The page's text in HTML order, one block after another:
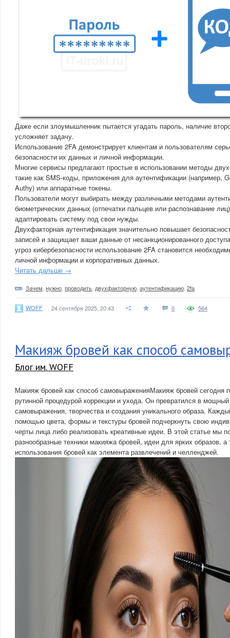
Даже если злоумышленник пытается угадать пароль, наличие
усложняет задачу.
Использование 2FA демонстрирует клиентам и пользователям
безопасности их данных и личной информации.
Многие сервисы предлагают простые в использовании методы
такие как SMS-коды, приложения для аутентификации (например,
Authy) или аппаратные токены.
Пользователи могут выбирать между различными методами
биометрических данных (отпечатки пальцев или распознавание
адаптировать систему под свои нужды.
Двухфакторная аутентификация значительно повышает
записей и защищает ваши данные от несанкционированного
угроз кибербезопасности использование 2FA становится
личной информации и корпоративных данных.
Читать дальше →
Зачем нужно проводить двухфакторную аутентификацию 2fa
WOFF 24 сентября 2025, 20:43 0 564
Макияж бровей как способ
Блог им. WOFF
Макияж бровей как способ самовыраженияМакияж бровей сегодня
рутинной процедурой коррекции и ухода. Он превратился в
самовыражения, творчества и создания уникального образа.
помощью цвета, формы и текстуры бровей подчеркнуть свою
черты лица либо реализовать креативные идеи. В этой статье мы
разнообразные техники макияжа бровей, идеи для ярких образов,
использования бровей как элемента развлечений и челленджей.